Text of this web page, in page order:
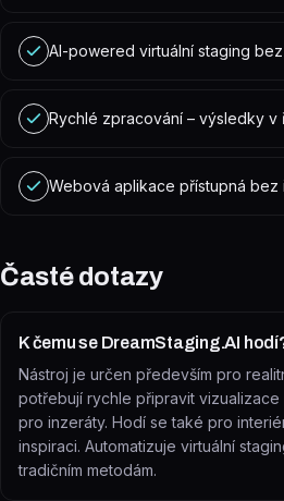
AI-powered virtuální staging
Rychlé zpracování – výsledky v
Webová aplikace přístupná bez
Časté dotazy
K čemu se DreamStaging.AI
Nástroj je určen především pro
potřebují rychle připravit
pro inzeráty. Hodí se také pro
inspiraci. Automatizuje virtuální
tradičním metodám.